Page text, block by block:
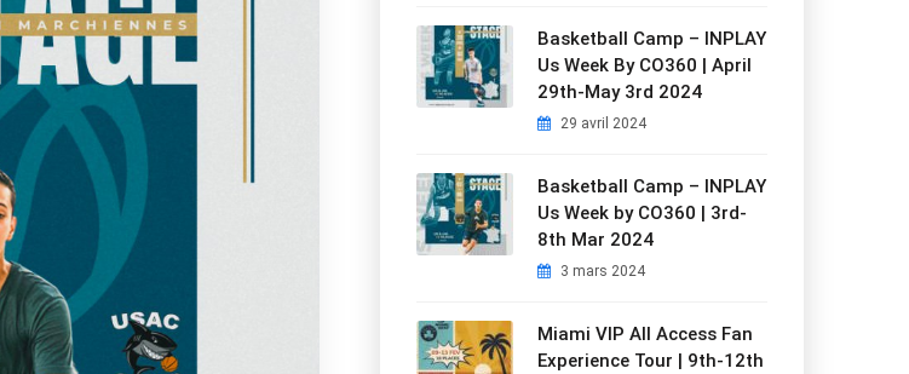
Basketball Camp – INPLAY
Us Week By CO360 | April
29th-May 3rd 2024
29 avril 2024
Basketball Camp – INPLAY
Us Week by CO360 | 3rd-
8th Mar 2024
3 mars 2024
Miami VIP All Access Fan
Experience Tour | 9th-12th